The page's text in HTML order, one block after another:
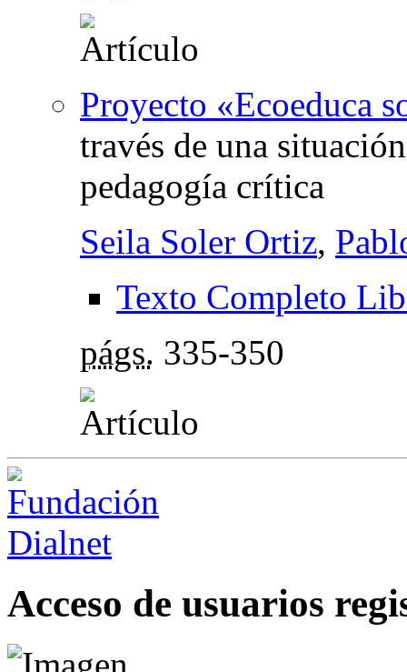
Proyecto «Ecoeduca
través de una
pedagogía crítica
Seila Soler Ortiz,
Texto Completo
págs. 335-350
Acceso de usuarios